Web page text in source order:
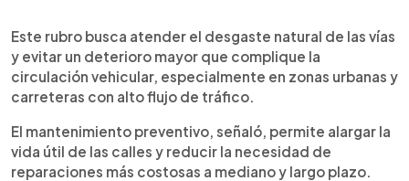
Este rubro busca atender el desgaste natural de las vías
y evitar un deterioro mayor que complique la
circulación vehicular, especialmente en zonas urbanas y
carreteras con alto flujo de tráfico.
El mantenimiento preventivo, señaló, permite alargar la
vida útil de las calles y reducir la necesidad de
reparaciones más costosas a mediano y largo plazo.